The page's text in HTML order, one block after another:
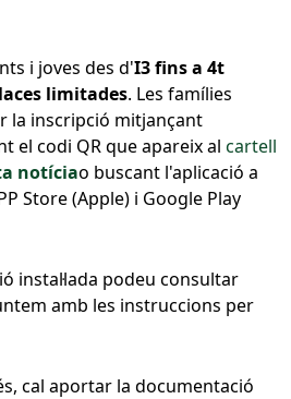
i joves des d'I3 fins a 4t
limitades. Les famílies
la inscripció mitjançant
el codi QR que apareix al cartell
notíciao buscant l'aplicació a
Store (Apple) i Google Play
instal·lada podeu consultar
amb les instruccions per
cal aportar la documentació